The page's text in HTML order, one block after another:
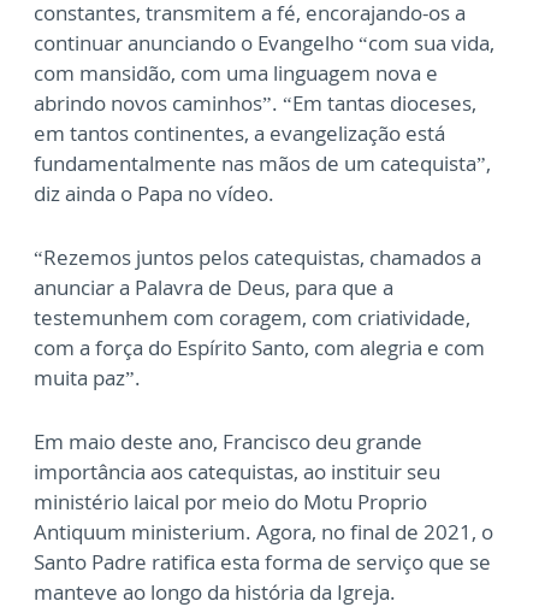
constantes, transmitem a fé, encorajando-os a
continuar anunciando o Evangelho “com sua vida,
com mansidão, com uma linguagem nova e
abrindo novos caminhos”. “Em tantas dioceses,
em tantos continentes, a evangelização está
fundamentalmente nas mãos de um catequista”,
diz ainda o Papa no vídeo.
“Rezemos juntos pelos catequistas, chamados a
anunciar a Palavra de Deus, para que a
testemunhem com coragem, com criatividade,
com a força do Espírito Santo, com alegria e com
muita paz”.
Em maio deste ano, Francisco deu grande
importância aos catequistas, ao instituir seu
ministério laical por meio do Motu Proprio
Antiquum ministerium. Agora, no final de 2021, o
Santo Padre ratifica esta forma de serviço que se
manteve ao longo da história da Igreja.